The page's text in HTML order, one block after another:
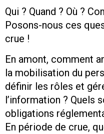
Qui ? Quand ? Où ?
Posons-nous ces
crue !
En amont, comment
la mobilisation du
définir les rôles et
l’information ? Quels
obligations
En période de crue,